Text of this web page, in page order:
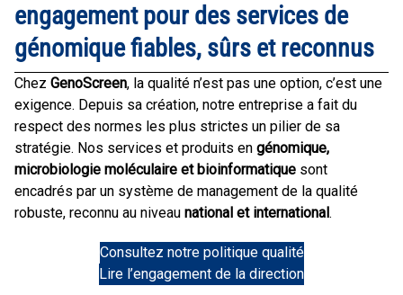
engagement pour des services de
génomique fiables, sûrs et reconnus
Chez GenoScreen, la qualité n’est pas une option, c’est une
exigence. Depuis sa création, notre entreprise a fait du
respect des normes les plus strictes un pilier de sa
stratégie. Nos services et produits en génomique,
microbiologie moléculaire et bioinformatique sont
encadrés par un système de management de la qualité
robuste, reconnu au niveau national et international.
Consultez notre politique qualité
Lire l’engagement de la direction